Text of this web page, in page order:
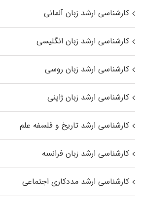
کارشناسی ارشد زبان آلمانی
کارشناسی ارشد زبان انگلیسی
کارشناسی ارشد زبان روسی
کارشناسی ارشد زبان ژاپنی
کارشناسی ارشد تاریخ و فلسفه علم
کارشناسی ارشد زبان فرانسه
کارشناسی ارشد مددکاری اجتماعی